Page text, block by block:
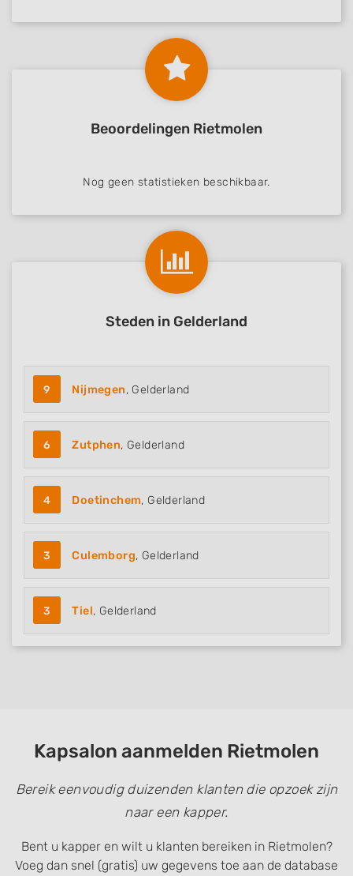
Beoordelingen Rietmolen
Nog geen statistieken beschikbaar.
Steden in Gelderland
9 Nijmegen, Gelderland
6 Zutphen, Gelderland
4 Doetinchem, Gelderland
3 Culemborg, Gelderland
3 Tiel, Gelderland
Kapsalon aanmelden Rietmolen
Bereik eenvoudig duizenden klanten die opzoek zijn
naar een kapper.
Bent u kapper en wilt u klanten bereiken in Rietmolen?
Voeg dan snel (gratis) uw gegevens toe aan de database
Non-IAB processing purposes: